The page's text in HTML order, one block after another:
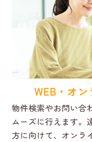
WEB・オ
物件検索やお問い合
ムーズに行えます。
方に向けて、オンラ